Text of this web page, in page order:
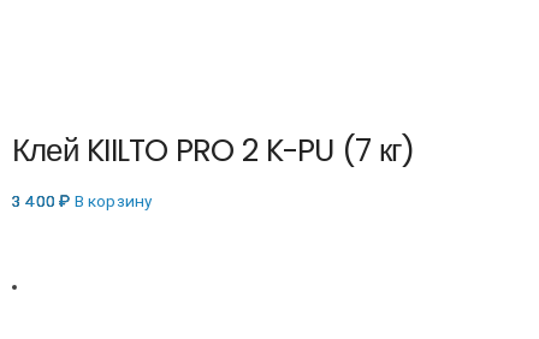
Клей KIILTO PRO 2 K-PU (7 кг)
3 400₽ В корзину